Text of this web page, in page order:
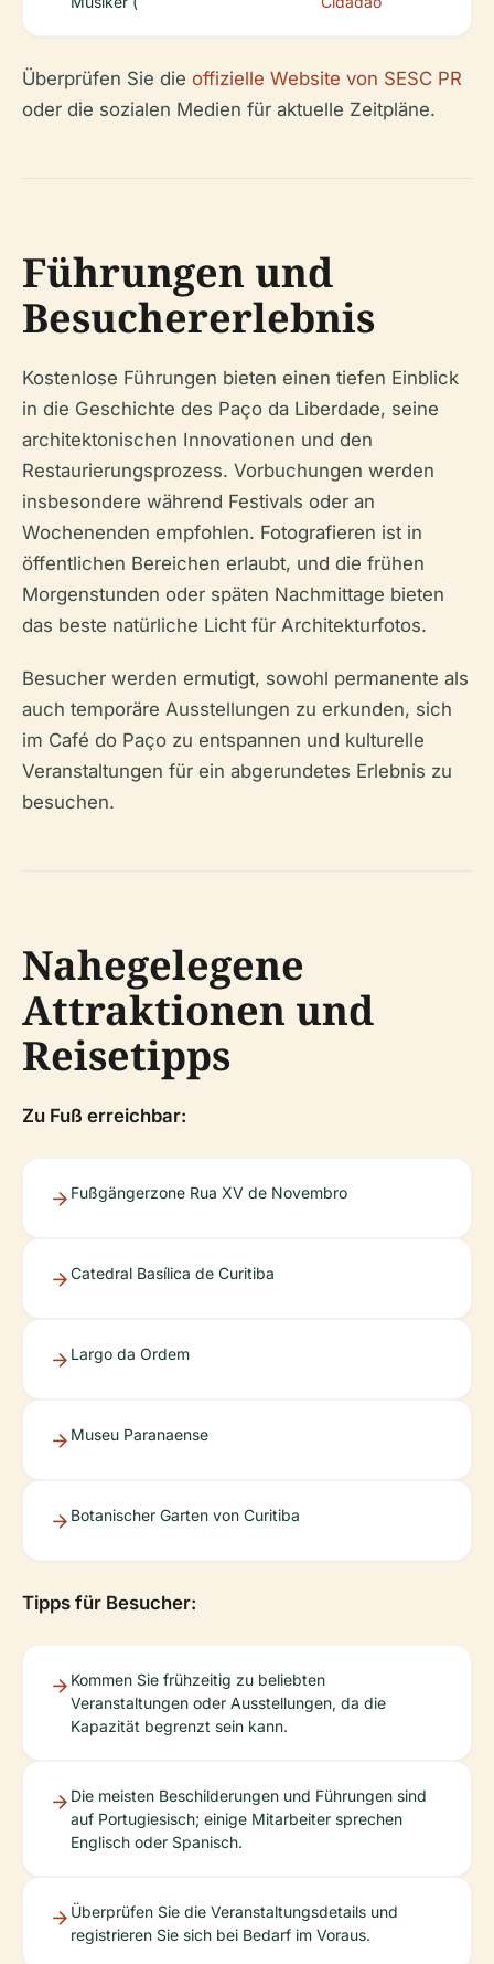
Überprüfen Sie die offizielle Website von SESC PR
oder die sozialen Medien für aktuelle Zeitpläne.
Führungen und
Besuchererlebnis
Kostenlose Führungen bieten einen tiefen Einblick
in die Geschichte des Paço da Liberdade, seine
architektonischen Innovationen und den
Restaurierungsprozess. Vorbuchungen werden
insbesondere während Festivals oder an
Wochenenden empfohlen. Fotografieren ist in
öffentlichen Bereichen erlaubt, und die frühen
Morgenstunden oder späten Nachmittage bieten
das beste natürliche Licht für Architekturfotos.
Besucher werden ermutigt, sowohl permanente als
auch temporäre Ausstellungen zu erkunden, sich
im Café do Paço zu entspannen und kulturelle
Veranstaltungen für ein abgerundetes Erlebnis zu
besuchen.
Nahegelegene
Attraktionen und
Reisetipps
Zu Fuß erreichbar:
Fußgängerzone Rua XV de Novembro
Catedral Basílica de Curitiba
Largo da Ordem
Museu Paranaense
Botanischer Garten von Curitiba
Tipps für Besucher:
Kommen Sie frühzeitig zu beliebten
Veranstaltungen oder Ausstellungen, da die
Kapazität begrenzt sein kann.
Die meisten Beschilderungen und Führungen sind
auf Portugiesisch; einige Mitarbeiter sprechen
Englisch oder Spanisch.
Überprüfen Sie die Veranstaltungsdetails und
registrieren Sie sich bei Bedarf im Voraus.